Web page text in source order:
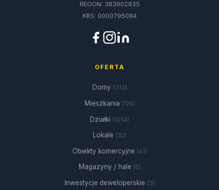
REGON: 383902935
KRS: 0000795084
OFERTA
Domy (313)
Mieszkania (125)
Działki (1014)
Lokale (32)
Obiekty komercyjne (41)
Magazyny / hale (5)
Inwestycje deweloperskie (3)